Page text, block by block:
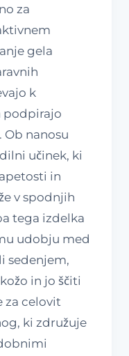
za
gela
k
podpirajo
nanosu
učinek, ki
in
v spodnjih
tega izdelka
udobju med
sedenjem,
in jo ščiti
za celovit
ki združuje